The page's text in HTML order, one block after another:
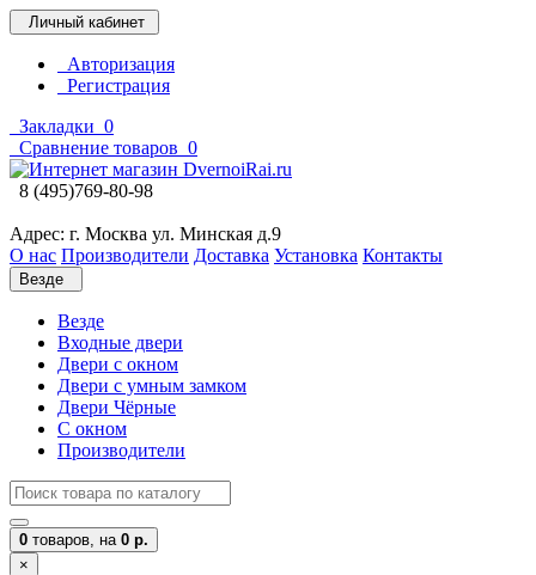
Личный кабинет
Авторизация
Регистрация
Закладки 0
Сравнение товаров 0
8 (495)769-80-98
Адрес: г. Москва ул. Минская д.9
О нас Производители Доставка Установка Контакты
Везде
Везде
Входные двери
Двери с окном
Двери с умным замком
Двери Чёрные
C окном
Производители
0 товаров, на 0 р.
×